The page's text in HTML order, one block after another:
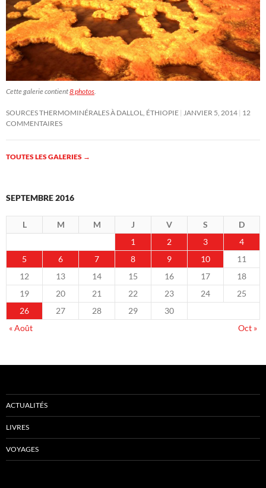
Cette galerie contient8 photos
SOURCES THERMOMINÉRALES À DALLOL, ÉTHIOPIE JANVIER 5, 2014 12
COMMENTAIRES
TOUTES LES GALERIES →
SEPTEMBRE 2016
L M M J V S
D
1
2 3
4
5
6 7 8 9 10
11
12
13 14 15 16 17
18
19
20 21 22 23 24
25
26
27 28 29
30
« Août
Oct »
ACTUALITÉS
LIVRES
VOYAGES